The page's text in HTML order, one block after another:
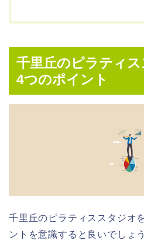
千里丘のピラティ
4つのポイント
千里丘のピラティススタジオ
ントを意識すると良いでしょう